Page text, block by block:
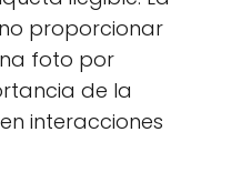
proporcionar
foto por
de la
interacciones